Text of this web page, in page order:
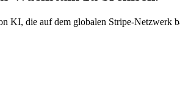
KI, die auf dem globalen Stripe-Netzwerk